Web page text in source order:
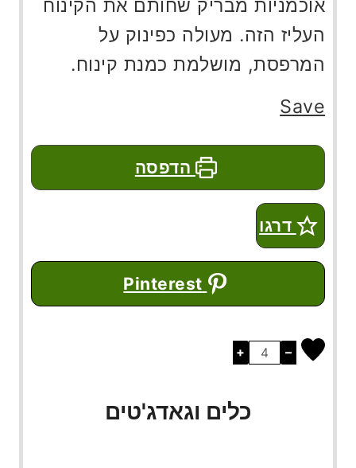
אוכמניות מבריק שחותם את הקינוח
העליז הזה. מעולה כפינוק על
המרפסת, מושלמת כמנת קינוח.
Save
הדפסה
דרגו
–
+
כלים וגאדג'טים